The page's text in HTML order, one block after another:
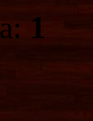
1